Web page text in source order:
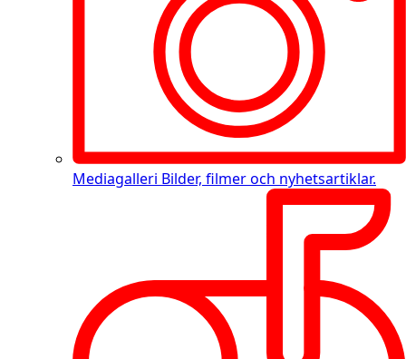
Mediagalleri Bilder, filmer och nyhetsartiklar.